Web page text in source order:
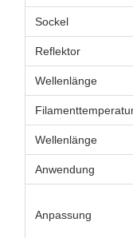
Sockel
Reflektor
Wellenlänge
Wellenlänge
Anwendung
Anpassung